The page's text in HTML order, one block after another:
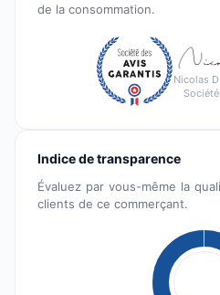
de la consommation.
Nicolas
Indice de transparence
Évaluez par vous-même la
clients de ce commerçant.